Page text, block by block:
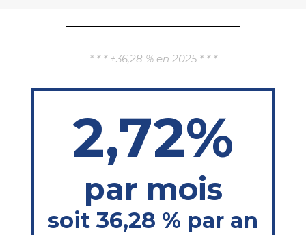
* * * +36,28 % en 2025 * * *
2,72%
par mois
soit 36,28 % par an